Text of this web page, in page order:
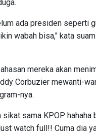
ada presiden seperti
wabah bisa," kata
mereka akan
Corbuzier mewanti-
nya.
sikat sama KPOP hahaha
watch full!! Cuma dia